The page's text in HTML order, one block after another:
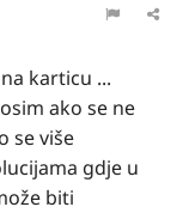
karticu ...
ako se ne
se više
gdje u
biti